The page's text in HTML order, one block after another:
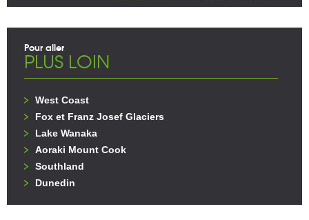
Pour aller
PLUS LOIN
West Coast
Fox et Franz Josef Glaciers
Lake Wanaka
Aoraki Mount Cook
Southland
Dunedin